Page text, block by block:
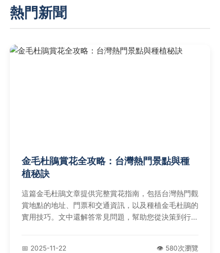
熱門新聞
金毛杜鵑賞花全攻略：台灣熱門景點與種
植秘訣
這篇金毛杜鵑文章提供完整賞花指南，包括台灣熱門觀
賞地點的地址、門票和交通資訊，以及種植金毛杜鵑的
實用技巧。文中還解答常見問題，幫助您從決策到行動
📅 2025-11-22 👁️ 580次瀏覽